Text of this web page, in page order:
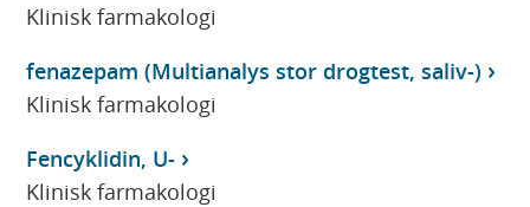
Klinisk farmakologi
fenazepam (Multianalys stor drogtest, saliv-)
Klinisk farmakologi
Fencyklidin, U-
Klinisk farmakologi